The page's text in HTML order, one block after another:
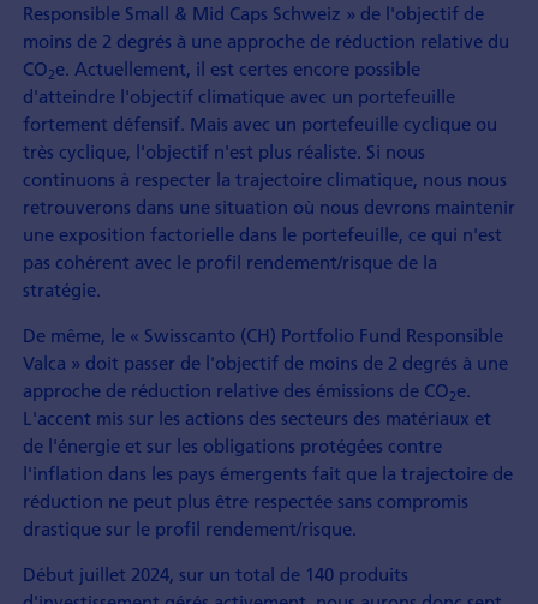
Responsible Small & Mid Caps Schweiz » de l'objectif de
moins de 2 degrés à une approche de réduction relative du
CO2e. Actuellement, il est certes encore possible
d'atteindre l'objectif climatique avec un portefeuille
fortement défensif. Mais avec un portefeuille cyclique ou
très cyclique, l'objectif n'est plus réaliste. Si nous
continuons à respecter la trajectoire climatique, nous nous
retrouverons dans une situation où nous devrons maintenir
une exposition factorielle dans le portefeuille, ce qui n'est
pas cohérent avec le profil rendement/risque de la
stratégie.
De même, le « Swisscanto (CH) Portfolio Fund Responsible
Valca » doit passer de l'objectif de moins de 2 degrés à une
approche de réduction relative des émissions de CO2e.
L'accent mis sur les actions des secteurs des matériaux et
de l'énergie et sur les obligations protégées contre
l'inflation dans les pays émergents fait que la trajectoire de
réduction ne peut plus être respectée sans compromis
drastique sur le profil rendement/risque.
Début juillet 2024, sur un total de 140 produits